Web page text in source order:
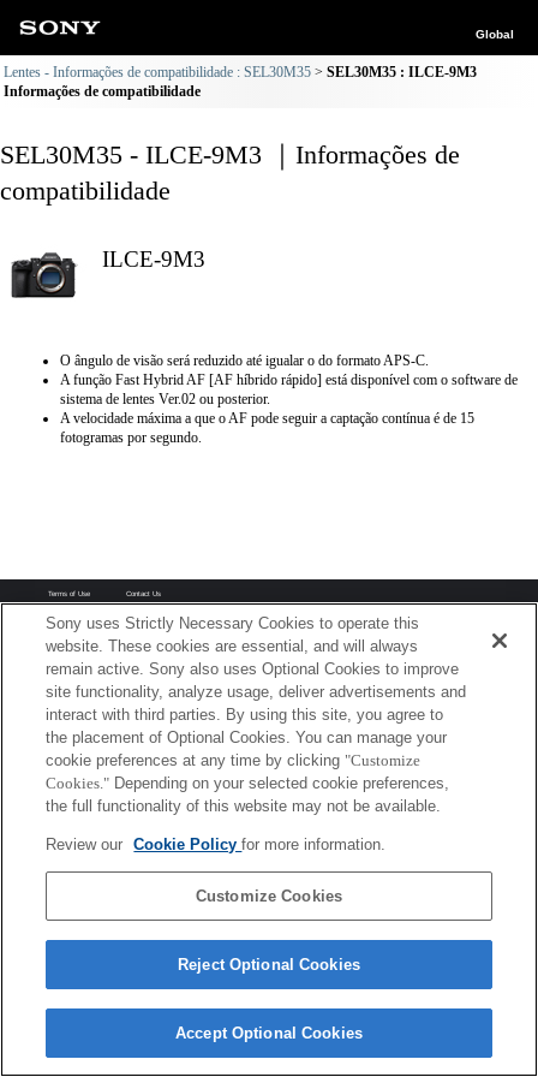
Global
Lentes - Informações de compatibilidade : SEL30M35
SEL30M35 : ILCE-9M3
Informações de compatibilidade
SEL30M35 - ILCE-9M3 ｜Informações de
compatibilidade
ILCE-9M3
O ângulo de visão será reduzido até igualar o do formato APS-C.
A função Fast Hybrid AF [AF híbrido rápido] está disponível com o software de
sistema de lentes Ver.02 ou posterior.
A velocidade máxima a que o AF pode seguir a captação contínua é de 15
fotogramas por segundo.
Terms of Use Contact Us
Sony uses Strictly Necessary Cookies to operate this
website. These cookies are essential, and will always
remain active. Sony also uses Optional Cookies to improve
site functionality, analyze usage, deliver advertisements and
interact with third parties. By using this site, you agree to
the placement of Optional Cookies. You can manage your
cookie preferences at any time by clicking "Customize
Cookies." Depending on your selected cookie preferences,
the full functionality of this website may not be available.
Review our Cookie Policyfor more information.
Customize Cookies
Reject Optional Cookies
Accept Optional Cookies